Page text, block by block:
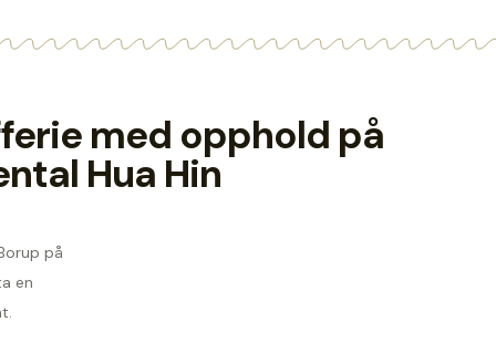
med opphold på
Hua Hin
på
en